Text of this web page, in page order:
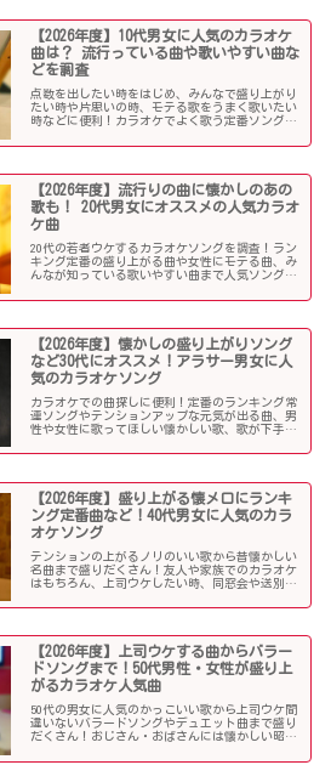
【2026年度】10代男女に人気のカラオケ
曲は？ 流行っている曲や歌いやすい曲な
どを調査
点数を出したい時をはじめ、みんなで盛り上がり
たい時や片思いの時、モテる歌をうまく歌いたい
時などに便利！カラオケでよく歌う定番ソングか
っ盛りの10代男子・女子にオススメの人気カラオ
【2026年度】流行りの曲に懐かしのあの
歌も！ 20代男女にオススメの人気カラオ
ケ曲
20代の若者ウケするカラオケソングを調査！ラン
キング定番の盛り上がる曲や女性にモテる曲、み
んなが知っている歌いやすい曲まで人気ソングが
別会、上司ウケしたい時などにオススメです！
【2026年度】懐かしの盛り上がりソング
など30代にオススメ！アラサー男女に人
気のカラオケソング
カラオケでの曲探しに便利！定番のランキング常
連ソングやテンションアップな元気が出る曲、男
性や女性に歌ってほしい懐かしい歌、歌が下手で
カラオケ曲をご紹介します！
【2026年度】盛り上がる懐メロにランキ
ング定番曲など！40代男女に人気のカラ
オケソング
テンションの上がるノリのいい歌から昔懐かしい
名曲まで盛りだくさん！友人や家族でのカラオケ
はもちろん、上司ウケしたい時、同窓会や送別会
ッとくるようなカラオケソングを探している方も
【2026年度】上司ウケする曲からバラー
ドソングまで！50代男性・女性が盛り上
がるカラオケ人気曲
50代の男女に人気のかっこいい歌から上司ウケ間
違いないバラードソングやデュエット曲まで盛り
だくさん！おじさん・おばさんには懐かしい昭和
懐メロも多数。みんなが知っている曲は音痴でも